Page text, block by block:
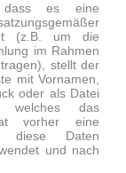
dass es eine
(z.B. um die
im Rahmen
stellt der
mit Vornamen,
oder als Datei
welches das
vorher eine
diese Daten
und nach